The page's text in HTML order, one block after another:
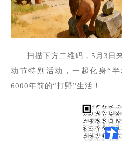
扫描下方二维码，5月3日
动节特别活动，一起化身“
6000年前的“打野”生活！